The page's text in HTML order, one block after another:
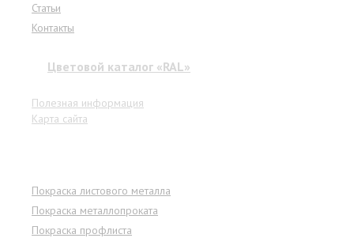
Статьи
Контакты
Цветовой каталог «RAL»
Полезная информация
Карта сайта
Покраска листового металла
Покраска металлопроката
Покраска профлиста